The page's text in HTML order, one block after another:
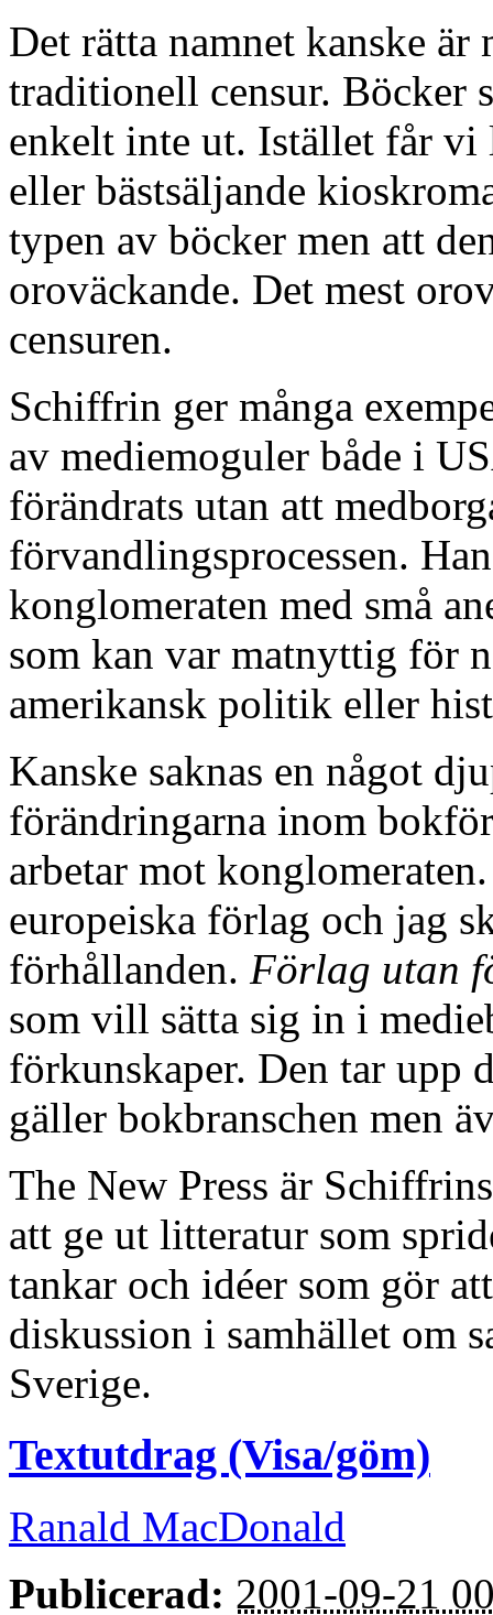
Det rätta namnet kanske
traditionell censur. Böcker
enkelt inte ut. Istället får vi
eller bästsäljande
typen av böcker men att
oroväckande. Det mest
censuren.
Schiffrin ger många
av mediemoguler både i
förändrats utan att
förvandlingsprocessen.
konglomeraten med små
som kan var matnyttig för
amerikansk politik eller
Kanske saknas en något
förändringarna inom
arbetar mot
europeiska förlag och jag
förhållanden. Förlag utan
som vill sätta sig in i
förkunskaper. Den tar upp
gäller bokbranschen men
The New Press är
att ge ut litteratur som
tankar och idéer som gör
diskussion i samhället om
Sverige.
Textutdrag (Visa/göm)
Ranald MacDonald
Publicerad: 2001-09-21